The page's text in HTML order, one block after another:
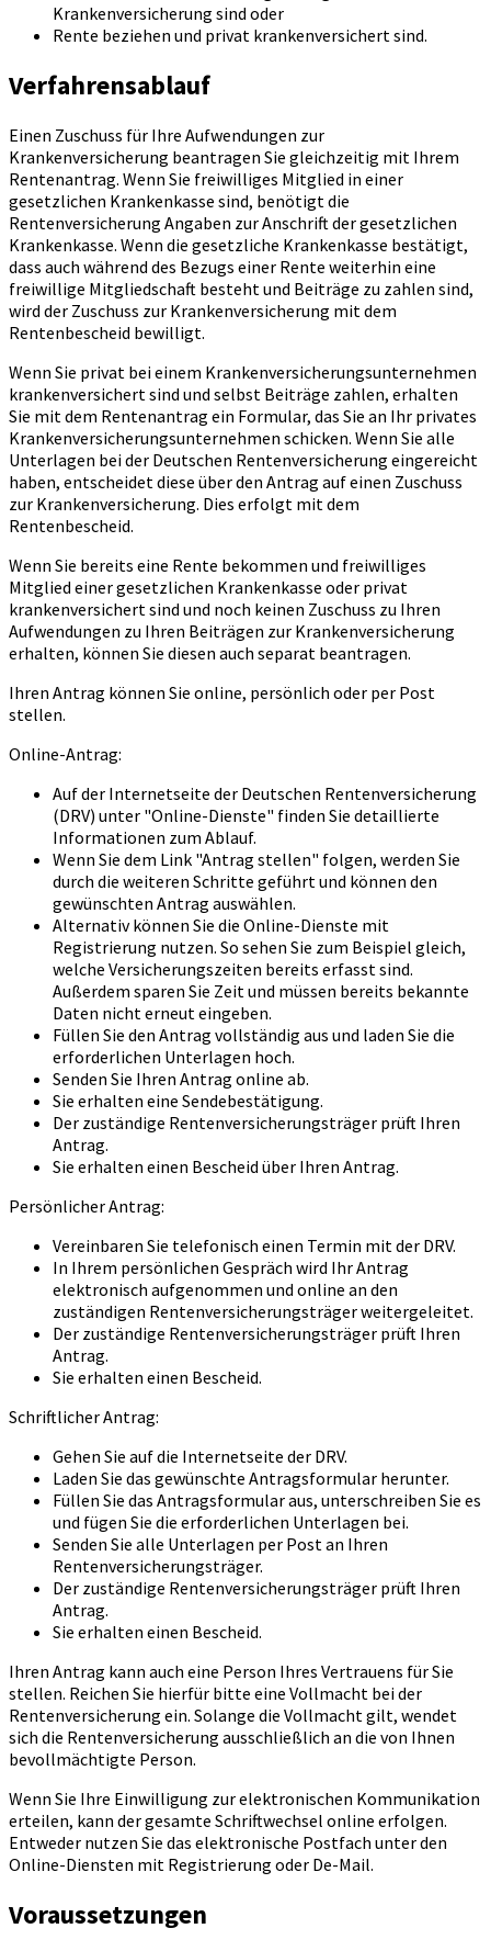
Krankenversicherung sind oder
Rente beziehen und privat krankenversichert sind.
Verfahrensablauf
Einen Zuschuss für Ihre Aufwendungen zur
Krankenversicherung beantragen Sie gleichzeitig mit Ihrem
Rentenantrag. Wenn Sie freiwilliges Mitglied in einer
gesetzlichen Krankenkasse sind, benötigt die
Rentenversicherung Angaben zur Anschrift der gesetzlichen
Krankenkasse. Wenn die gesetzliche Krankenkasse bestätigt,
dass auch während des Bezugs einer Rente weiterhin eine
freiwillige Mitgliedschaft besteht und Beiträge zu zahlen sind,
wird der Zuschuss zur Krankenversicherung mit dem
Rentenbescheid bewilligt.
Wenn Sie privat bei einem Krankenversicherungsunternehmen
krankenversichert sind und selbst Beiträge zahlen, erhalten
Sie mit dem Rentenantrag ein Formular, das Sie an Ihr privates
Krankenversicherungsunternehmen schicken. Wenn Sie alle
Unterlagen bei der Deutschen Rentenversicherung eingereicht
haben, entscheidet diese über den Antrag auf einen Zuschuss
zur Krankenversicherung. Dies erfolgt mit dem
Rentenbescheid.
Wenn Sie bereits eine Rente bekommen und freiwilliges
Mitglied einer gesetzlichen Krankenkasse oder privat
krankenversichert sind und noch keinen Zuschuss zu Ihren
Aufwendungen zu Ihren Beiträgen zur Krankenversicherung
erhalten, können Sie diesen auch separat beantragen.
Ihren Antrag können Sie online, persönlich oder per Post
stellen.
Online-Antrag:
Auf der Internetseite der Deutschen Rentenversicherung
(DRV) unter "Online-Dienste" finden Sie detaillierte
Informationen zum Ablauf.
Wenn Sie dem Link "Antrag stellen" folgen, werden Sie
durch die weiteren Schritte geführt und können den
gewünschten Antrag auswählen.
Alternativ können Sie die Online-Dienste mit
Registrierung nutzen. So sehen Sie zum Beispiel gleich,
welche Versicherungszeiten bereits erfasst sind.
Außerdem sparen Sie Zeit und müssen bereits bekannte
Daten nicht erneut eingeben.
Füllen Sie den Antrag vollständig aus und laden Sie die
erforderlichen Unterlagen hoch.
Senden Sie Ihren Antrag online ab.
Sie erhalten eine Sendebestätigung.
Der zuständige Rentenversicherungsträger prüft Ihren
Antrag.
Sie erhalten einen Bescheid über Ihren Antrag.
Persönlicher Antrag:
Vereinbaren Sie telefonisch einen Termin mit der DRV.
In Ihrem persönlichen Gespräch wird Ihr Antrag
elektronisch aufgenommen und online an den
zuständigen Rentenversicherungsträger weitergeleitet.
Der zuständige Rentenversicherungsträger prüft Ihren
Antrag.
Sie erhalten einen Bescheid.
Schriftlicher Antrag:
Gehen Sie auf die Internetseite der DRV.
Laden Sie das gewünschte Antragsformular herunter.
Füllen Sie das Antragsformular aus, unterschreiben Sie es
und fügen Sie die erforderlichen Unterlagen bei.
Senden Sie alle Unterlagen per Post an Ihren
Rentenversicherungsträger.
Der zuständige Rentenversicherungsträger prüft Ihren
Antrag.
Sie erhalten einen Bescheid.
Ihren Antrag kann auch eine Person Ihres Vertrauens für Sie
stellen. Reichen Sie hierfür bitte eine Vollmacht bei der
Rentenversicherung ein. Solange die Vollmacht gilt, wendet
sich die Rentenversicherung ausschließlich an die von Ihnen
bevollmächtigte Person.
Wenn Sie Ihre Einwilligung zur elektronischen Kommunikation
erteilen, kann der gesamte Schriftwechsel online erfolgen.
Entweder nutzen Sie das elektronische Postfach unter den
Online-Diensten mit Registrierung oder De-Mail.
Voraussetzungen